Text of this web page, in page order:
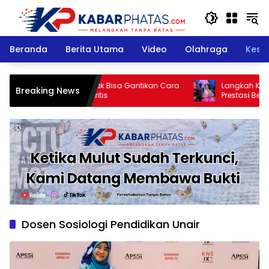
Langsung
konten
Beranda
Berita Utama Video Olahraga
Breaking News
Stella Christie: AI Tak Bisa Gantikan Cara
Manusia Berpikir Kritis
Langkah Kecil
Prestasi Besar
Vietnam
Dosen Sosiologi Pendidikan Unair